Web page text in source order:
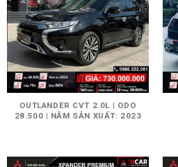
OUTLANDER CVT 2.0L | ODO
28.500 | NĂM SẢN XUẤT: 2023